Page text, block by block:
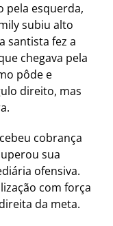
pela esquerda,
subiu alto
santista fez a
chegava pela
pôde e
direito, mas
cobrança
sua
ofensiva.
com força
da meta.